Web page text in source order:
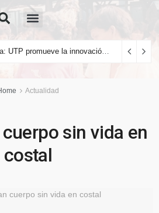
Actualidad
sin vida en
costal